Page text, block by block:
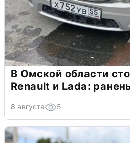
В Омской области
Renault и Lada:
8 августа 5